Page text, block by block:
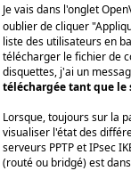
Je vais dans l'onglet
oublier de cliquer
liste des utilisateurs en
télécharger le fichier de
disquettes, j'ai un
téléchargée tant que le
Lorsque, toujours sur la
visualiser l'état des
serveurs PPTP et IPsec
(routé ou bridgé) est